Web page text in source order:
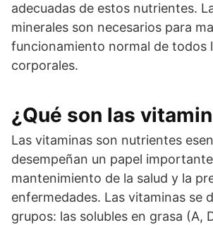
adecuadas de estos nutrientes.
minerales son necesarios para
funcionamiento normal de todos
corporales.
¿Qué son las
Las vitaminas son nutrientes
desempeñan un papel
mantenimiento de la salud y la
enfermedades. Las vitaminas se
grupos: las solubles en grasa (A,